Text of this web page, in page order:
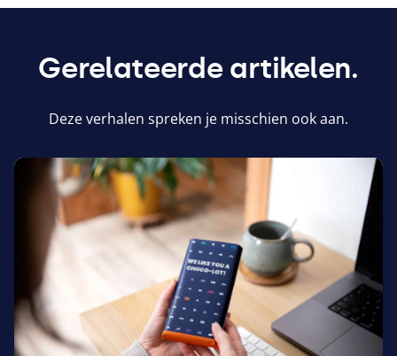
Gerelateerde artikelen.
Deze verhalen spreken je misschien ook aan.